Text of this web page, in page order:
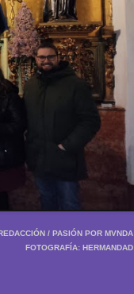
/ PASIÓN POR MVNDA
FOTOGRAFÍA: HERMANDAD